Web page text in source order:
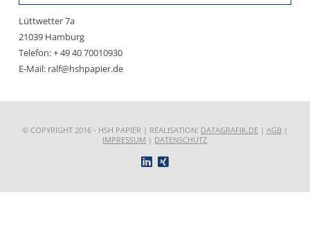
Lüttwetter 7a
21039 Hamburg
Telefon: + 49 40 70010930
E-Mail: ralf@hshpapier.de
© COPYRIGHT 2016 - HSH PAPIER | REALISATION: DATAGRAFIK.DE| AGB|
IMPRESSUM | DATENSCHUTZ